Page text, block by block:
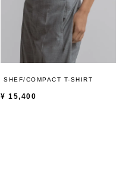
SHEF/COMPACT T-SHIRT
¥ 15,400